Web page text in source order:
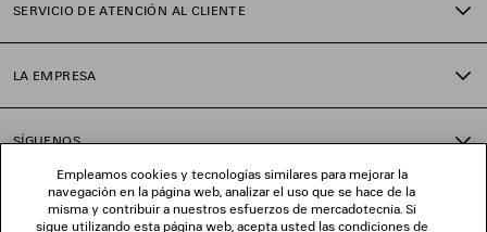
SERVICIO DE ATENCIÓN AL CLIENTE
LA EMPRESA
SÍGUENOS
TIENDAS
Empleamos cookies y tecnologías similares para mejorar la
navegación en la página web, analizar el uso que se hace de la
misma y contribuir a nuestros esfuerzos de mercadotecnia. Si
sigue utilizando esta página web, acepta usted las condiciones de